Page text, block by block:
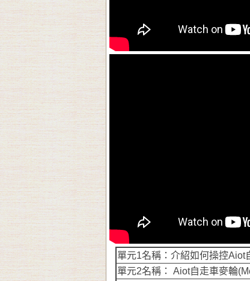
單元1名稱：介紹如何操控Aiot
單元2名稱： Aiot自走車麥輪